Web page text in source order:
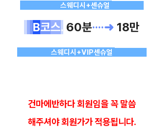
스웨디시+센슈얼
B코스. 60분····➜ 18만
스웨디시+VIP센슈얼
건마에반하다 회원임을 꼭 말씀
해주셔야 회원가가 적용됩니다.